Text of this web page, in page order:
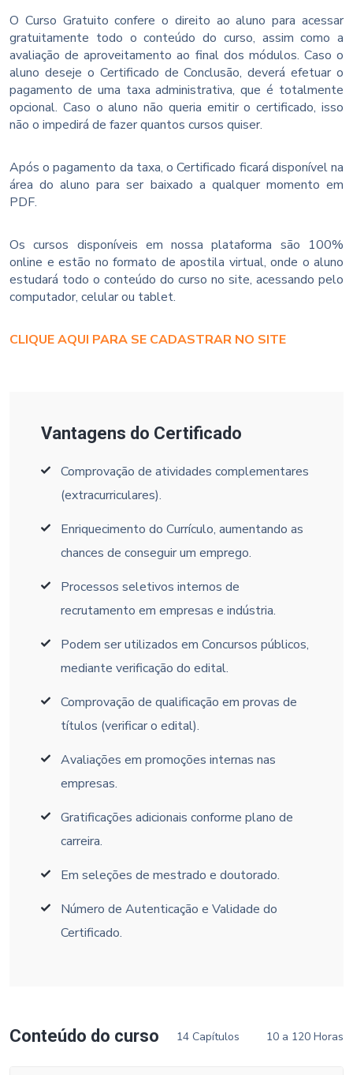
O Curso Gratuito confere o direito ao aluno para acessar
gratuitamente todo o conteúdo do curso, assim como a
avaliação de aproveitamento ao final dos módulos. Caso o
aluno deseje o Certificado de Conclusão, deverá efetuar o
pagamento de uma taxa administrativa, que é totalmente
opcional. Caso o aluno não queria emitir o certificado, isso
não o impedirá de fazer quantos cursos quiser.
Após o pagamento da taxa, o Certificado ficará disponível na
área do aluno para ser baixado a qualquer momento em
PDF.
Os cursos disponíveis em nossa plataforma são 100%
online e estão no formato de apostila virtual, onde o aluno
estudará todo o conteúdo do curso no site, acessando pelo
computador, celular ou tablet.
CLIQUE AQUI PARA SE CADASTRAR NO SITE
Vantagens do Certificado
Comprovação de atividades complementares
(extracurriculares).
Enriquecimento do Currículo, aumentando as
chances de conseguir um emprego.
Processos seletivos internos de
recrutamento em empresas e indústria.
Podem ser utilizados em Concursos públicos,
mediante verificação do edital.
Comprovação de qualificação em provas de
títulos (verificar o edital).
Avaliações em promoções internas nas
empresas.
Gratificações adicionais conforme plano de
carreira.
Em seleções de mestrado e doutorado.
Número de Autenticação e Validade do
Certificado.
Conteúdo do curso 14 Capítulos 10 a 120 Horas